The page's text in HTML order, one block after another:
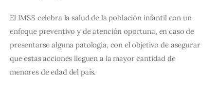
El IMSS celebra la salud de la población infantil con un
enfoque preventivo y de atención oportuna, en caso de
presentarse alguna patología, con el objetivo de asegurar
que estas acciones lleguen a la mayor cantidad de
menores de edad del país.